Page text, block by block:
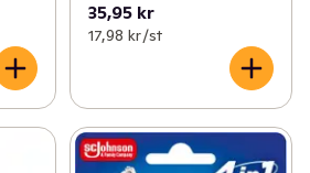
35,95 kr
17,98 kr /st